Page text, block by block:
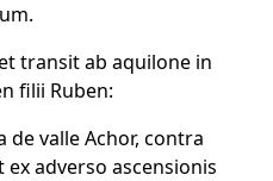
transit ab aquilone in
filii Ruben:
valle Achor, contra
adverso ascensionis